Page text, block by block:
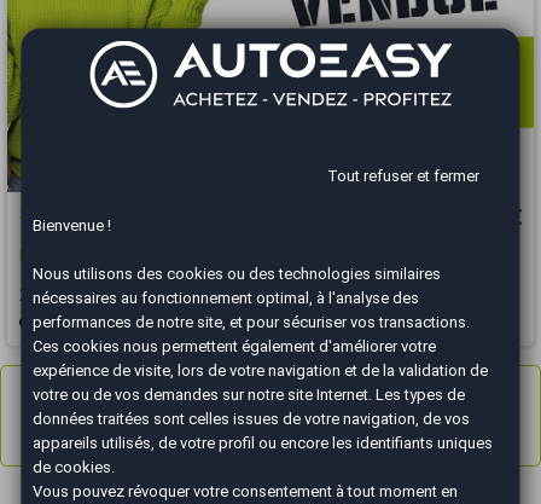
Subaru BRZ 23 490 €
2013 72850 km ESSENCE Manuelle
Colmar - 68920
Annonces1 à 4sur 4
Résultats 1 - 4 sur 4.
Tout refuser et fermer
Bienvenue !
Nous utilisons des cookies ou des technologies similaires
nécessaires au fonctionnement optimal, à l'analyse des
performances de notre site, et pour sécuriser vos transactions.
Ces cookies nous permettent également d'améliorer votre
expérience de visite, lors de votre navigation et de la validation de
votre ou de vos demandes sur notre site Internet. Les types de
données traitées sont celles issues de votre navigation, de vos
appareils utilisés, de votre profil ou encore les identifiants uniques
de cookies.
Vous pouvez révoquer votre consentement à tout moment en